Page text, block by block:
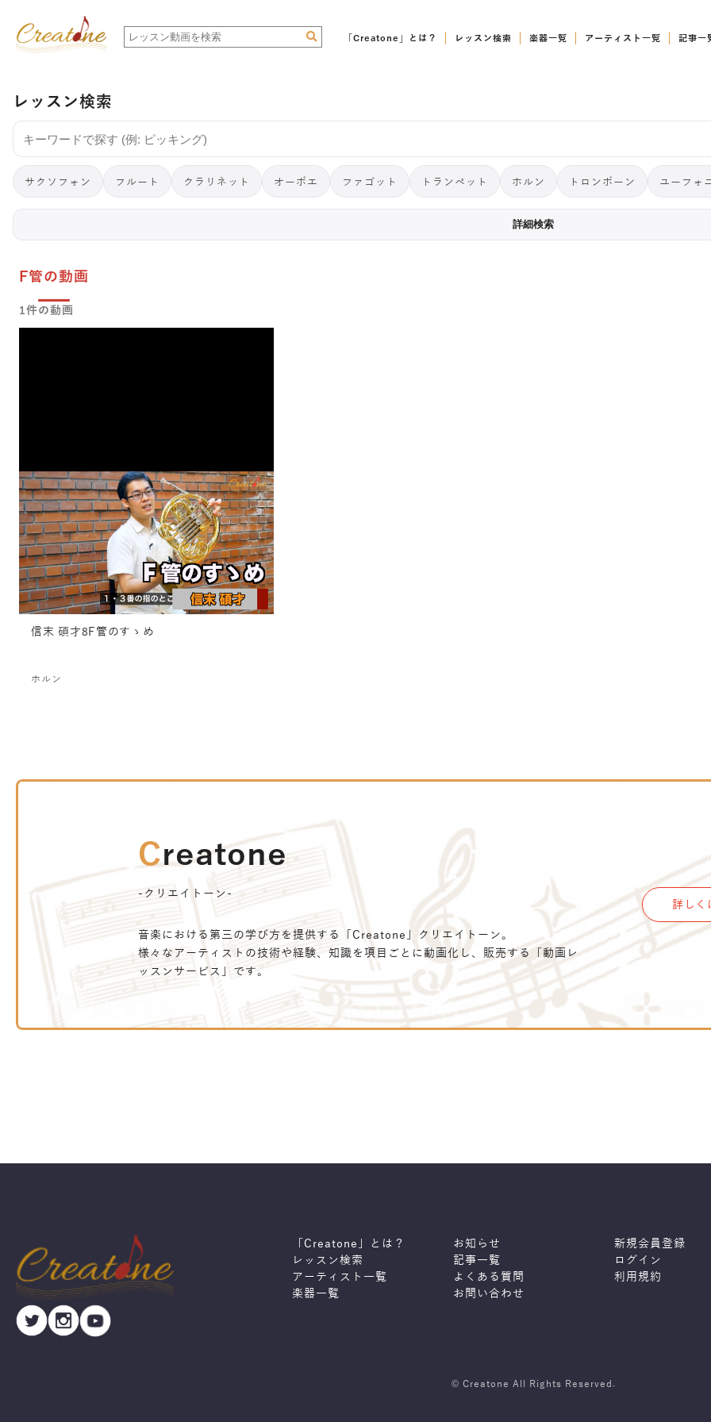
「Creatone」とは？ レッスン検索 楽器一覧 アーティスト一覧 記事一
レッスン検索
サクソフォン フルート クラリネット オーボエ ファゴット トランペット ホルン トロンボーン ユーフォ
詳細検索
F管の動画
1件の動画
信末 碩才8F管のすゝめ
ホルン
Creatone
-クリエイトーン-
音楽における第三の学び方を提供する「Creatone」クリエイトーン。
様々なアーティストの技術や経験、知識を項目ごとに動画化し、販売する「動画レ
ッスンサービス」です。
詳しく
「Creatone」とは？
レッスン検索
アーティスト一覧
楽器一覧
お知らせ
記事一覧
よくある質問
お問い合わせ
新規会員登録
ログイン
利用規約
© Creatone All Rights Reserved.